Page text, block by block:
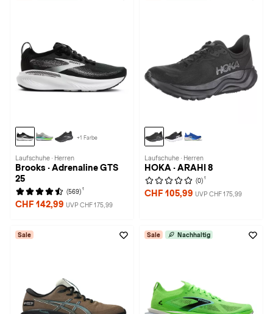
+1 Farbe
Laufschuhe · Herren
Brooks · Adrenaline GTS
25
(569) 1
CHF 142,99 UVP CHF 175,99
Laufschuhe · Herren
HOKA · ARAHI 8
(0) 1
CHF 105,99 UVP CHF 175,99
Sale Sale Nachhaltig